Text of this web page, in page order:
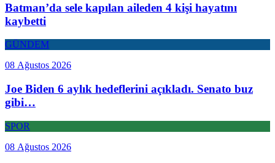
Batman’da sele kapılan aileden 4 kişi hayatını
kaybetti
GÜNDEM
08 Ağustos 2026
Joe Biden 6 aylık hedeflerini açıkladı. Senato buz
gibi…
SPOR
08 Ağustos 2026